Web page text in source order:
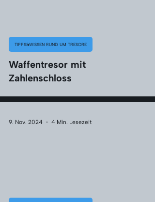
Waffentresor mit
Zahlenschloss
TIPPS&WISSEN RUND UM TRESORE
9. Nov. 2024 4 Min. Lesezeit